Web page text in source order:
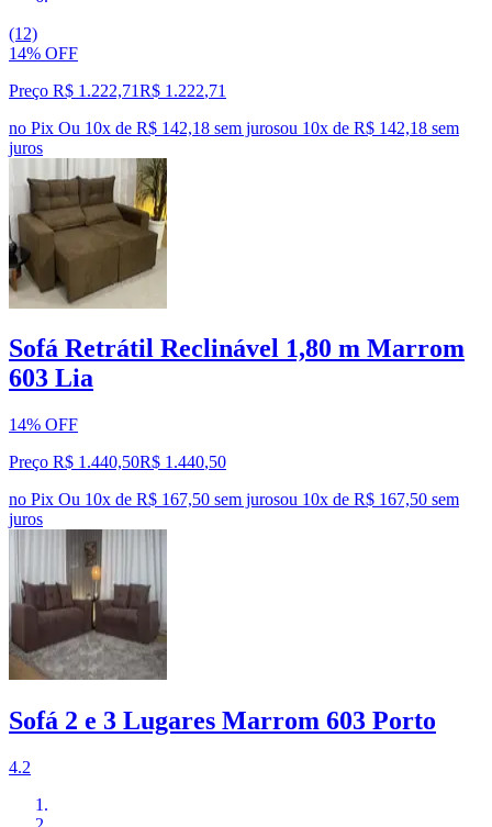
(12)
14% OFF
Preço R$ 1.222,71R$ 1.222,71
no Pix Ou 10x de R$ 142,18 sem jurosou 10x de R$ 142,18 sem
juros
Sofá Retrátil Reclinável 1,80 m Marrom
603 Lia
14% OFF
Preço R$ 1.440,50R$ 1.440,50
no Pix Ou 10x de R$ 167,50 sem jurosou 10x de R$ 167,50 sem
juros
Sofá 2 e 3 Lugares Marrom 603 Porto
4.2